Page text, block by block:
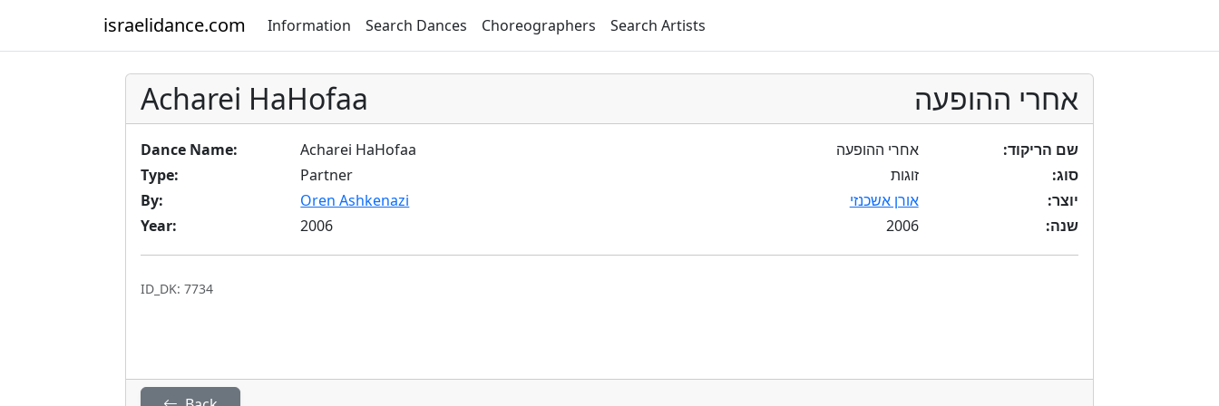
israelidance.com Information Search Dances Choreographers Search Artists
Acharei HaHofaa אחרי ההופעה
Dance Name:
Acharei HaHofaa
Type:
Partner
By:
Oren Ashkenazi
Year:
2006
שם הריקוד:
אחרי ההופעה
סוג:
זוגות
יוצר:
אורן אשכנזי
שנה:
2006
ID_DK: 7734